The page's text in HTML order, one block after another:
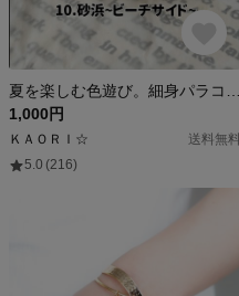
1,000円
ＫＡＯＲＩ☆
送料無料
5.0 (216)